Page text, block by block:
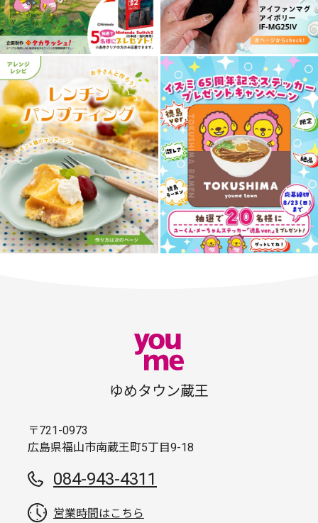
ゆめタウン蔵王
〒721-0973
広島県福山市南蔵王町5丁目9-18
084-943-4311
営業時間はこちら